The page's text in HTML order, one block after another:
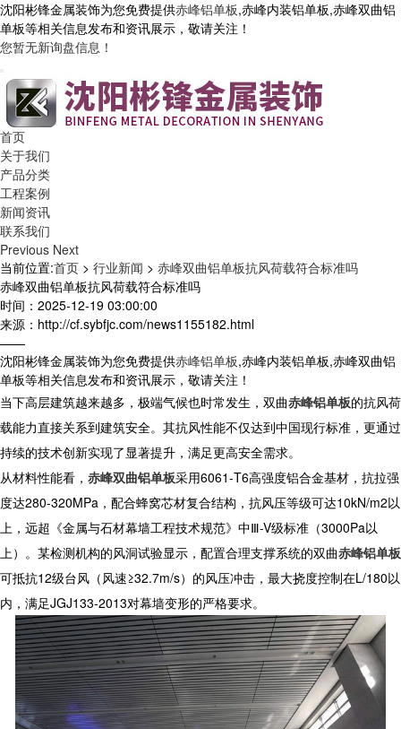
沈阳彬锋金属装饰为您免费提供赤峰铝单板,赤峰内装铝单板,赤峰双曲铝
单板等相关信息发布和资讯展示，敬请关注！
您暂无新询盘信息！
首页
关于我们
产品分类
工程案例
新闻资讯
联系我们
Previous Next
当前位置:首页 > 行业新闻 > 赤峰双曲铝单板抗风荷载符合标准吗
赤峰双曲铝单板抗风荷载符合标准吗
时间：2025-12-19 03:00:00
来源：http://cf.sybfjc.com/news1155182.html
——
沈阳彬锋金属装饰为您免费提供赤峰铝单板,赤峰内装铝单板,赤峰双曲铝
单板等相关信息发布和资讯展示，敬请关注！
当下高层建筑越来越多，极端气候也时常发生， 双曲赤峰铝单板的抗风荷
载能力直接关系到建筑安全。其抗风性能不仅达到中国现行标准，更通过
持续的技术创新实现了显著提升，满足更高安全需求。
从材料性能看， 赤峰双曲铝单板采用6061-T6高强度铝合金基材，抗拉强
度达280-320MPa，配合蜂窝芯材复合结构，抗风压等级可达10kN/m2以
上，远超《金属与石材幕墙工程技术规范》中Ⅲ-V级标准（3000Pa以
上）。某检测机构的风洞试验显示，配置合理支撑系统的双曲赤峰铝单板
可抵抗12级台风（风速≥32.7m/s）的风压冲击，最大挠度控制在L/180以
内，满足JGJ133-2013对幕墙变形的严格要求。